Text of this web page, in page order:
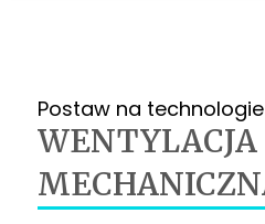
Postaw na
WENTYLACJA